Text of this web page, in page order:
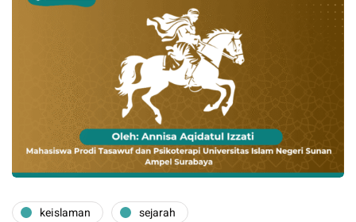
keislaman sejarah